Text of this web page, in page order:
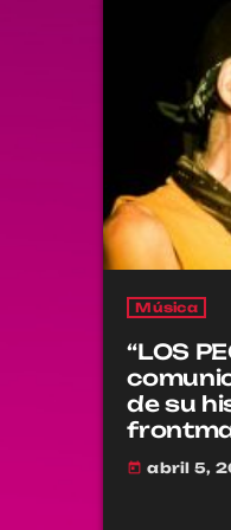
Música
“LOS
de su
today abril 5,